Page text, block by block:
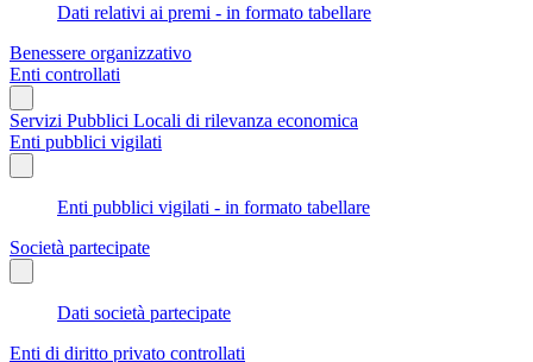
Dati relativi ai premi - in formato tabellare
Benessere organizzativo
Enti controllati
Servizi Pubblici Locali di rilevanza economica
Enti pubblici vigilati
Enti pubblici vigilati - in formato tabellare
Società partecipate
Dati società partecipate
Enti di diritto privato controllati